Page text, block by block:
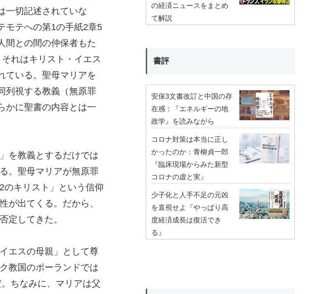
一切記述されていな
モテへの第1の手紙2章5
間との間の仲保者もた
れはキリスト・イエス
ている。聖母マリアを
列視する教義（無原罪
かに聖書の内容とは一
を教義とするだけでは
。聖母マリアが無原罪
のキリスト」という信仰
が出てくる。だから、
定してきた。
エスの母親」として尊
教国のポーランドでは
ちなみに、マリアは父
の経済ニュースをまとめ
て解説
書評
安保3文書改訂と中国の存
在感：『エネルギーの地
政学』を読みながら
コロナ対策は本当に正し
かったのか：青柳貞一郎
『臨床現場からみた新型
コロナの虚と実』
少子化と人手不足の元凶
を直視せよ『やっぱり高
度経済成長は復活でき
る』